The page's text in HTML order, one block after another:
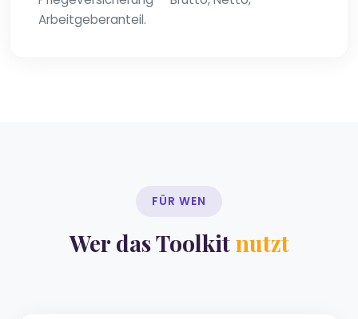
Arbeitgeberanteil.
FÜR WEN
Wer das Toolkitnutzt